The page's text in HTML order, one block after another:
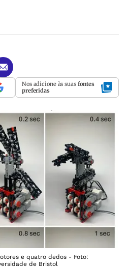
Nos adicione às suas fontes
preferidas
e quatro dedos - Foto:
de Bristol